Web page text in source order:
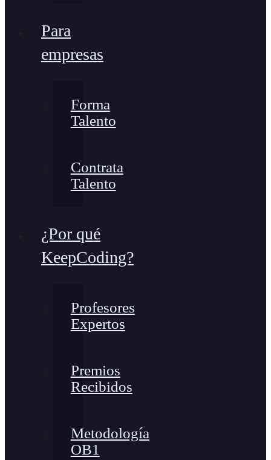
Para
empresas
Forma
Talento
Contrata
Talento
¿Por qué
KeepCoding?
Profesores
Expertos
Premios
Recibidos
Metodología
OB1